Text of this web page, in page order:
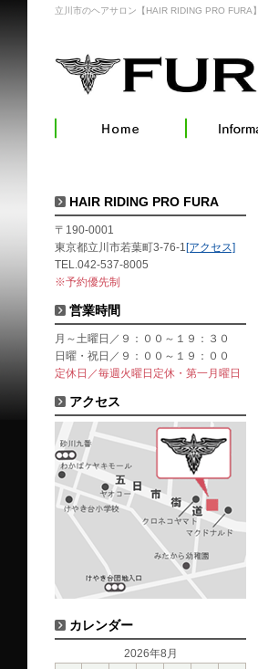
立川市のヘアサロン【HAIR RIDING PRO FURA】
HAIR RIDING PRO FURA
〒190-0001
東京都立川市若葉町3-76-1 [アクセス]
TEL.042-537-8005
※予約優先制
営業時間
月～土曜日／９：００～１９：３０
日曜・祝日／９：００～１９：００
定休日／毎週火曜日定休・第一月曜日
アクセス
カレンダー
2026年8月